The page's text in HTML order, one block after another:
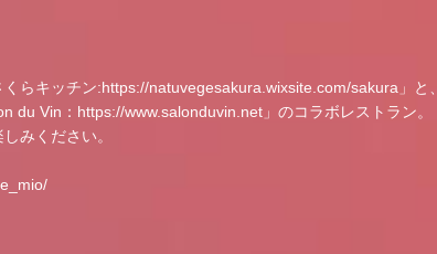
らキッチン:https://natuvegesakura.wixsite.com/sakura 」と、
du Vin： https://www.salonduvin.net 」のコラボレストラン。
みください。